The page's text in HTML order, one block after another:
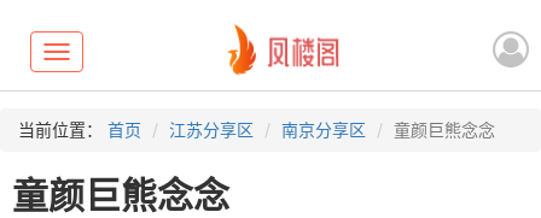
Toggle
navigation
当前位置： 首页 江苏分享区 南京分享区 童颜巨熊念念
童颜巨熊念念